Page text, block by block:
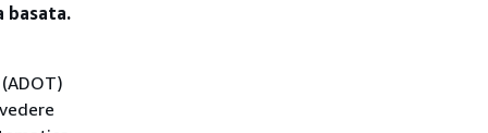
basata.